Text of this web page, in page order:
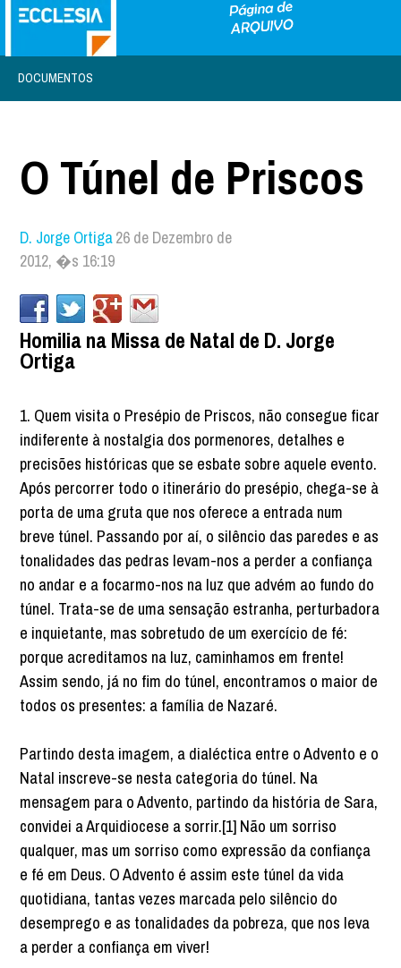
DOCUMENTOS
O Túnel de Priscos
D. Jorge Ortiga26 de Dezembro de
2012, �s 16:19
Homilia na Missa de Natal de D. Jorge
Ortiga
1. Quem visita o Presépio de Priscos, não consegue ficar
indiferente à nostalgia dos pormenores, detalhes e
precisões históricas que se esbate sobre aquele evento.
Após percorrer todo o itinerário do presépio, chega-se à
porta de uma gruta que nos oferece a entrada num
breve túnel. Passando por aí, o silêncio das paredes e as
tonalidades das pedras levam-nos a perder a confiança
no andar e a focarmo-nos na luz que advém ao fundo do
túnel. Trata-se de uma sensação estranha, perturbadora
e inquietante, mas sobretudo de um exercício de fé:
porque acreditamos na luz, caminhamos em frente!
Assim sendo, já no fim do túnel, encontramos o maior de
todos os presentes: a família de Nazaré.
Partindo desta imagem, a dialéctica entre o Advento e o
Natal inscreve-se nesta categoria do túnel. Na
mensagem para o Advento, partindo da história de Sara,
convidei a Arquidiocese a sorrir.[1] Não um sorriso
qualquer, mas um sorriso como expressão da confiança
e fé em Deus. O Advento é assim este túnel da vida
quotidiana, tantas vezes marcada pelo silêncio do
desemprego e as tonalidades da pobreza, que nos leva
a perder a confiança em viver!